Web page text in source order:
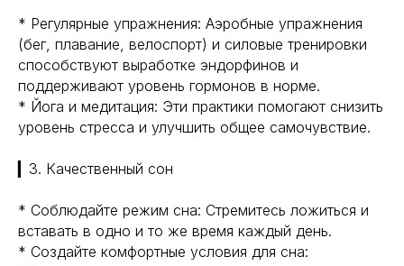
* Регулярные упражнения: Аэробные упражнения
(бег, плавание, велоспорт) и силовые тренировки
способствуют выработке эндорфинов и
поддерживают уровень гормонов в норме.
* Йога и медитация: Эти практики помогают снизить
уровень стресса и улучшить общее самочувствие.
▎3. Качественный сон
* Соблюдайте режим сна: Стремитесь ложиться и
вставать в одно и то же время каждый день.
* Создайте комфортные условия для сна:
Навигация Полезная информация